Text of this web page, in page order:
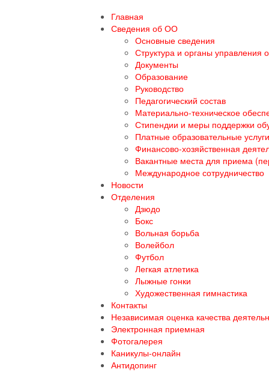
Главная
Сведения об ОО
Основные сведения
Структура и органы управления
Документы
Образование
Руководство
Педагогический состав
Материально-техническое
Стипендии и меры поддержки
Платные образовательные услуги
Финансово-хозяйственная
Вакантные места для приема
Международное сотрудничество
Новости
Отделения
Дзюдо
Бокс
Вольная борьба
Волейбол
Футбол
Легкая атлетика
Лыжные гонки
Художественная гимнастика
Контакты
Независимая оценка качества
Электронная приемная
Фотогалерея
Каникулы-онлайн
Антидопинг